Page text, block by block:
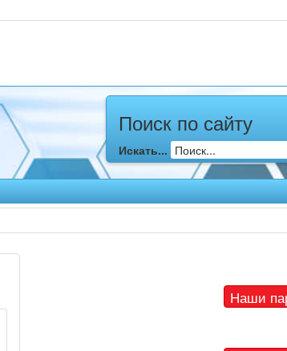
Поиск по сайту
Искать...
Наши